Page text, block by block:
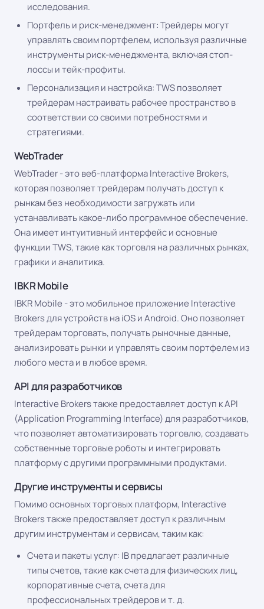
исследования.
Портфель и риск-менеджмент: Трейдеры могут
управлять своим портфелем, используя различные
инструменты риск-менеджмента, включая стоп-
лоссы и тейк-профиты.
Персонализация и настройка: TWS позволяет
трейдерам настраивать рабочее пространство в
соответствии со своими потребностями и
стратегиями.
WebTrader
WebTrader - это веб-платформа Interactive Brokers,
которая позволяет трейдерам получать доступ к
рынкам без необходимости загружать или
устанавливать какое-либо программное обеспечение.
Она имеет интуитивный интерфейс и основные
функции TWS, такие как торговля на различных рынках,
графики и аналитика.
IBKR Mobile
IBKR Mobile - это мобильное приложение Interactive
Brokers для устройств на iOS и Android. Оно позволяет
трейдерам торговать, получать рыночные данные,
анализировать рынки и управлять своим портфелем из
любого места и в любое время.
API для разработчиков
Interactive Brokers также предоставляет доступ к API
(Application Programming Interface) для разработчиков,
что позволяет автоматизировать торговлю, создавать
собственные торговые роботы и интегрировать
платформу с другими программными продуктами.
Другие инструменты и сервисы
Помимо основных торговых платформ, Interactive
Brokers также предоставляет доступ к различным
другим инструментам и сервисам, таким как:
Счета и пакеты услуг: IB предлагает различные
типы счетов, такие как счета для физических лиц,
корпоративные счета, счета для
профессиональных трейдеров и т. д.